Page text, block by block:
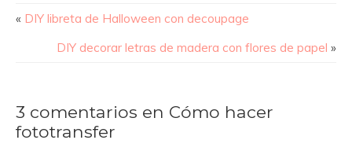
« DIY libreta de Halloween con decoupage
DIY decorar letras de madera con flores de papel »
3 comentarios en Cómo hacer
fototransfer